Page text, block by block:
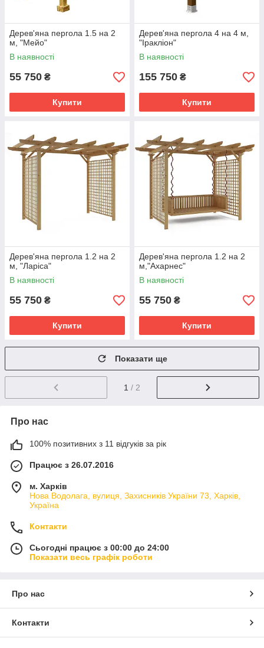
Дерев'яна пергола 1.5 на 2
м, "Мейо"
В наявності
55 750 ₴
Купити
Дерев'яна пергола 4 на 4 м,
"Іракліон"
В наявності
155 750 ₴
Купити
Дерев'яна пергола 1.2 на 2
м, "Ларіса"
В наявності
55 750 ₴
Купити
Дерев'яна пергола 1.2 на 2
м,"Ахарнес"
В наявності
55 750 ₴
Купити
Показати ще
1 / 2
Про нас
100% позитивних з 11 відгуків за рік
Працює з 26.07.2016
м. Харків
Нова Водолага, вулиця, Захисників України 73, Харків,
Україна
Контакти
Сьогодні працює з 00:00 до 24:00
Показати весь графік роботи
Про нас
Контакти